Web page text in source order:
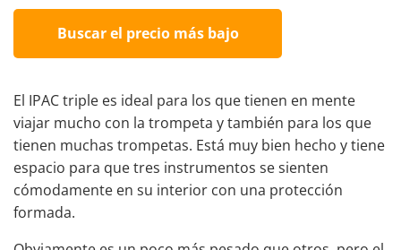
Buscar el precio más bajo
El IPAC triple es ideal para los que tienen en mente
viajar mucho con la trompeta y también para los que
tienen muchas trompetas. Está muy bien hecho y tiene
espacio para que tres instrumentos se sienten
cómodamente en su interior con una protección
formada.